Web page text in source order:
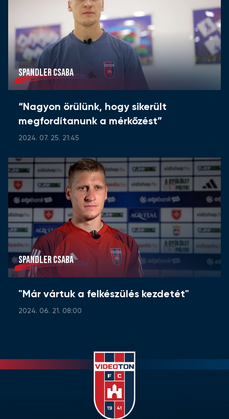
SPANDLER CSABA
“Nagyon örülünk, hogy sikerült
megfordítanunk a mérkőzést”
2024. 07. 25. 21:45
SPANDLER CSABA
"Már vártuk a felkészülés kezdetét"
2024. 06. 21. 08:00